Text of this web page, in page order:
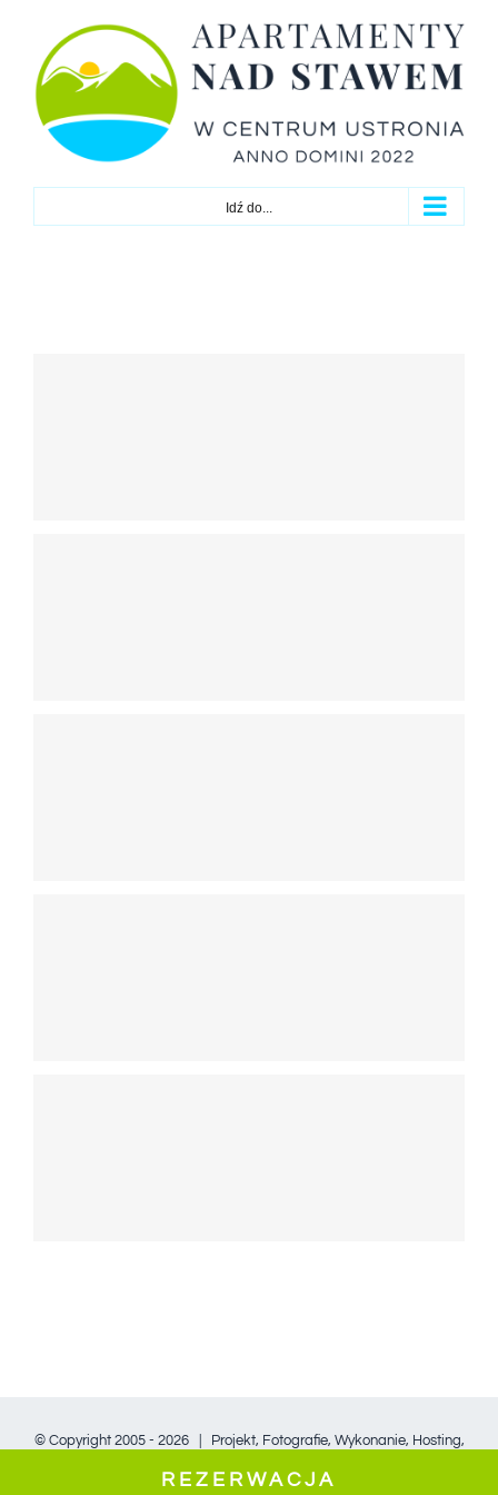
zawartości
Idź do...
© Copyright 2005 - 2026 |
Projekt, Fotografie, Wykonanie, Hosting,
Opieka i Współpraca - Marek Landowski - www.marlan.pl
REZERWACJA